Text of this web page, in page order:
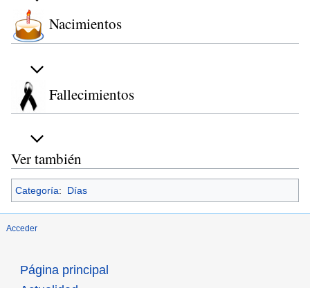
Nacimientos
Fallecimientos
Ver también
Categoría: Días
Acceder
Página principal